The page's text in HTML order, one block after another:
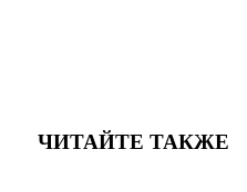
ЧИТАЙТЕ ТАКЖЕ